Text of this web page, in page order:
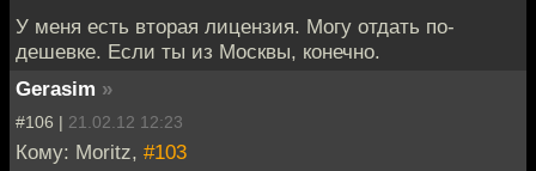
У меня есть вторая лицензия. Могу отдать по-
дешевке. Если ты из Москвы, конечно.
Gerasim »
#106 | 21.02.12 12:23
Кому: Moritz, #103